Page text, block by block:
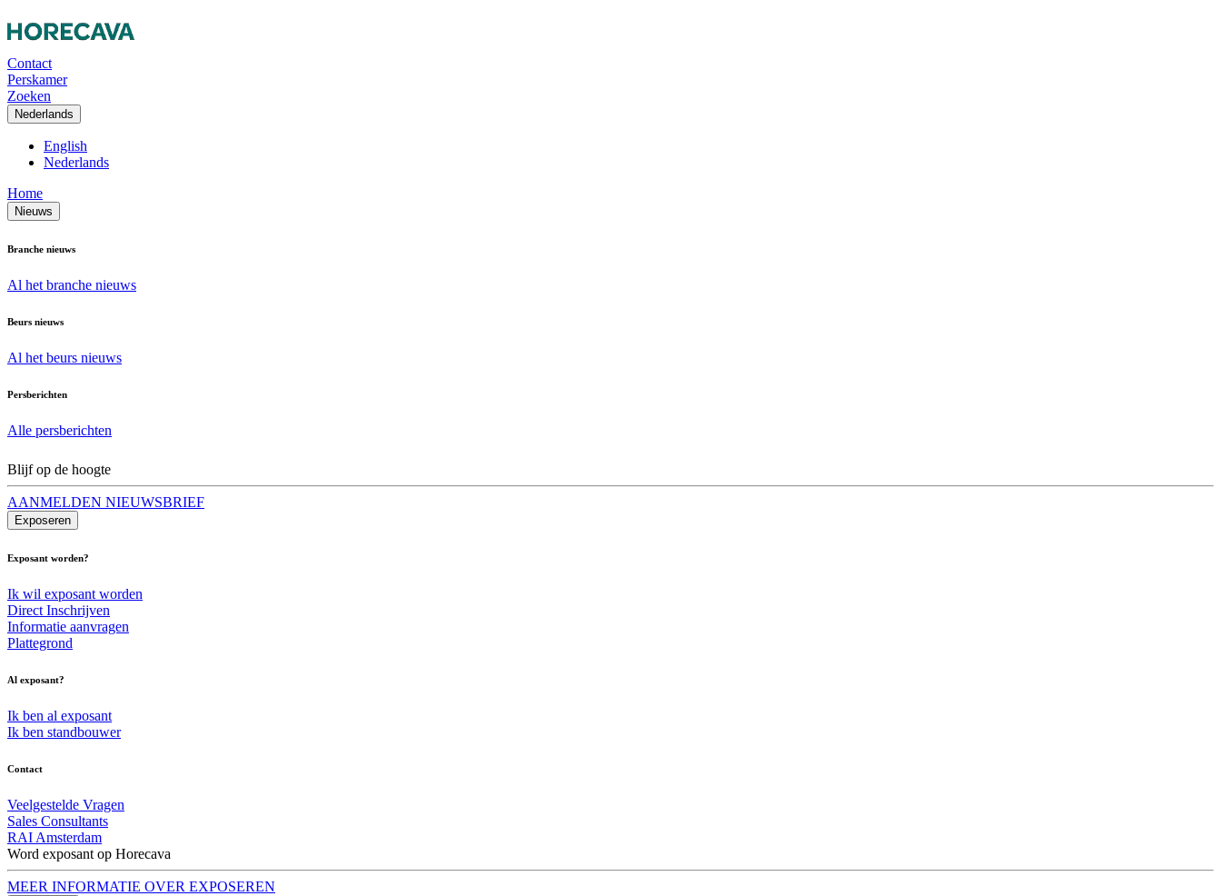
Contact
Perskamer
Zoeken
Nederlands
English
Nederlands
Home
Nieuws
Branche nieuws
Al het branche nieuws
Beurs nieuws
Al het beurs nieuws
Persberichten
Alle persberichten
Blijf op de hoogte
AANMELDEN NIEUWSBRIEF
Exposeren
Exposant worden?
Ik wil exposant worden
Direct Inschrijven
Informatie aanvragen
Plattegrond
Al exposant?
Ik ben al exposant
Ik ben standbouwer
Contact
Veelgestelde Vragen
Sales Consultants
RAI Amsterdam
Word exposant op Horecava
MEER INFORMATIE OVER EXPOSEREN